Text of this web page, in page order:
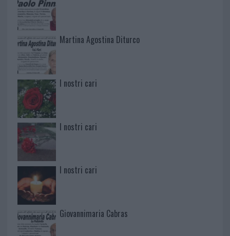
Martina Agostina Diturco
I nostri cari
I nostri cari
I nostri cari
Giovannimaria Cabras